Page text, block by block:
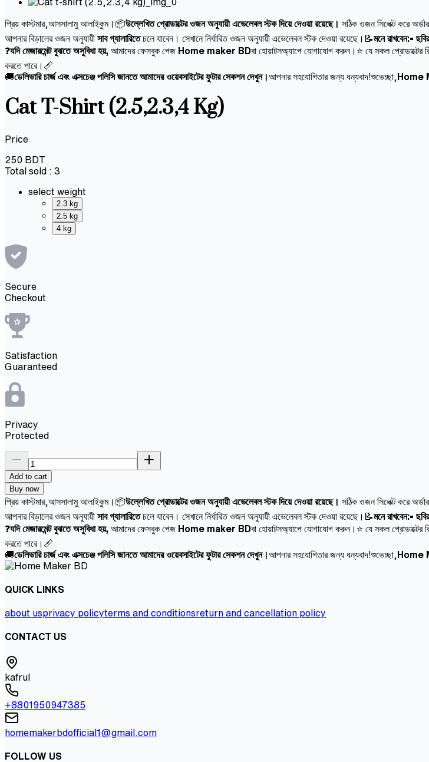
প্রিয় কাস্টমার,আসসালামু আলাইকুম।📦উল্লেখিত প্রোডাক্টের ওজন অনুযায়ী এভেলেবল স্টক দিয়ে দেওয়া রয়েছে। সঠিক ওজন সিলেক্ট করে
আপনার বিড়ালের ওজন অনুযায়ী সাব গ্যালারিতেচলে যাবেন। সেখানে নির্ধারিত ওজন অনুযায়ী এভেলেবল স্টক দেওয়া রয়েছে।📝মনে রাখবেন:•
❓যদি মেজারমেন্ট বুঝতে অসুবিধা হয়, আমাদের ফেসবুক পেজ Home maker BDবা হোয়াটসঅ্যাপে যোগাযোগ করুন।⭐ যে সকল প্রোডাক্টের
করতে পারে।📏
🚚ডেলিভারি চার্জ এবং এক্সচেঞ্জ পলিসি জানতে আমাদের ওয়েবসাইটের ফুটার সেকশন দেখুন।আপনার সহযোগিতার জন্য ধন্যবাদ!শুভেচ্ছা, Home
Cat T-Shirt (2.5,2.3,4 Kg)
Price
250 BDT
Total sold : 3
select weight
2.3 kg
2.5 kg
4 kg
Secure
Checkout
Satisfaction
Guaranteed
Privacy
Protected
Add to cart
Buy now
প্রিয় কাস্টমার,আসসালামু আলাইকুম।📦উল্লেখিত প্রোডাক্টের ওজন অনুযায়ী এভেলেবল স্টক দিয়ে দেওয়া রয়েছে। সঠিক ওজন সিলেক্ট করে
আপনার বিড়ালের ওজন অনুযায়ী সাব গ্যালারিতেচলে যাবেন। সেখানে নির্ধারিত ওজন অনুযায়ী এভেলেবল স্টক দেওয়া রয়েছে।📝মনে রাখবেন:•
❓যদি মেজারমেন্ট বুঝতে অসুবিধা হয়, আমাদের ফেসবুক পেজ Home maker BDবা হোয়াটসঅ্যাপে যোগাযোগ করুন।⭐ যে সকল প্রোডাক্টের
করতে পারে।📏
🚚ডেলিভারি চার্জ এবং এক্সচেঞ্জ পলিসি জানতে আমাদের ওয়েবসাইটের ফুটার সেকশন দেখুন।আপনার সহযোগিতার জন্য ধন্যবাদ!শুভেচ্ছা, Home
QUICK LINKS
about usprivacy policyterms and conditionsreturn and cancellation policy
CONTACT US
kafrul
+8801950947385
homemakerbdofficial1@gmail.com
FOLLOW US